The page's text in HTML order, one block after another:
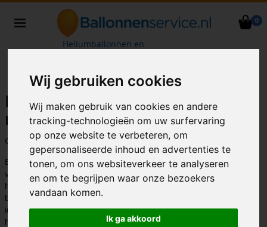
Wij gebruiken cookies
Wij maken gebruik van cookies en andere
tracking-technologieën om uw surfervaring
op onze website te verbeteren, om
gepersonaliseerde inhoud en advertenties te
tonen, om ons websiteverkeer te analyseren
en om te begrijpen waar onze bezoekers
vandaan komen.
Ik ga akkoord
0
Heliumballonnen en
Mijn heliumballonnen zweven niet
meer?!
Geschreven doorLeon Vergoossenop 17-10-2016 - 0 reacties
Ballonnenservice.nl levert dagelijks heliumballonnen ter decoratie
van diverse feestelijke gelegenheden. Ook verhuren wij
heliumcilinders aan particulieren en bedrijven die hiermee zelf
ballonnen op kunnen blazen. Hoe goed wij onze klanten vooraf ook
informeren, wij krijgen toch af en toe de vraag: “Mijn
heliumballonnen zweven niet meer?! Hoe kan dat?”